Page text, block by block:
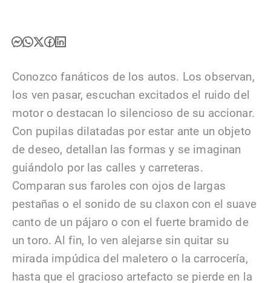
Conozco fanáticos de los autos. Los observan,
los ven pasar, escuchan excitados el ruido del
motor o destacan lo silencioso de su accionar.
Con pupilas dilatadas por estar ante un objeto
de deseo, detallan las formas y se imaginan
guiándolo por las calles y carreteras.
Comparan sus faroles con ojos de largas
pestañas o el sonido de su claxon con el suave
canto de un pájaro o con el fuerte bramido de
un toro. Al fin, lo ven alejarse sin quitar su
mirada impúdica del maletero o la carrocería,
hasta que el gracioso artefacto se pierde en la